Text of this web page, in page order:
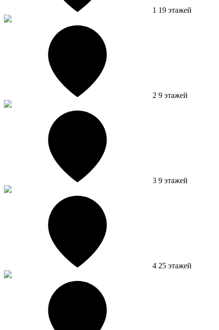
1 19 этажей
2 9 этажей
3 9 этажей
4 25 этажей